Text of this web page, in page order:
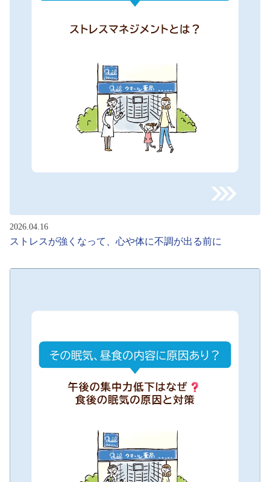
2026.04.16
ストレスが強くなって、心や体に不調が出る前に